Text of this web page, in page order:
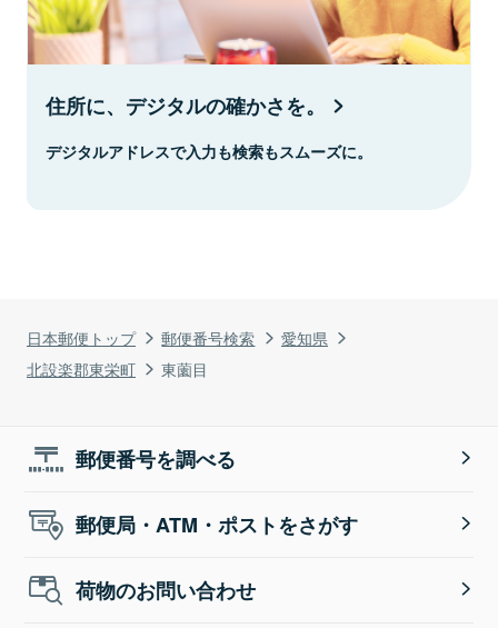
日本郵便トップ 郵便番号検索
愛知県
北設楽郡東栄町
東薗目
住所に、デジタルの確かさを。
デジタルアドレスで入力も検索もスムーズに。
郵便番号を調べる
郵便局・ATM・ポストをさがす
荷物のお問い合わせ